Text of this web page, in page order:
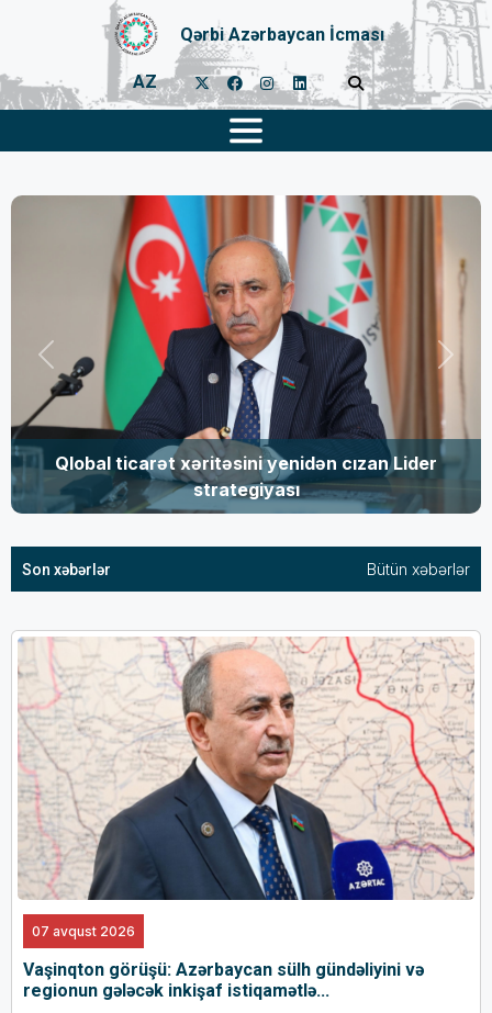
Qərbi Azərbaycan İcması
AZ
cızan Lider
Gücdən sülhə: Azərbaycanın
strategiyası
Previous Next
Son xəbərlər Bütün xəbərlər
07 avqust 2026
Vaşinqton görüşü: Azərbaycan sülh gündəliyini və
regionun gələcək inkişaf istiqamətlə...